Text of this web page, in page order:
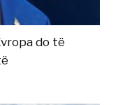
do të